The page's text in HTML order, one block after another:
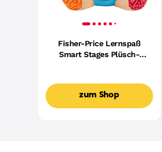
Fisher-Price Lernspaß
Smart Stages Plüsch-
Mehrsprachige Version
zum Shop